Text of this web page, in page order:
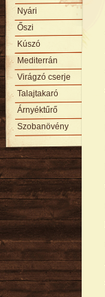
Nyári
Őszi
Kúszó
Mediterrán
Virágzó cserje
Talajtakaró
Árnyéktűrő
Szobanövény